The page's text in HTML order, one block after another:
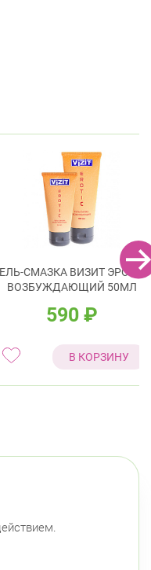
СМАЗКА ВИЗИТ ЭРОТИК
ВОЗБУЖДАЮЩИЙ 50МЛ
590 ₽
В КОРЗИНУ